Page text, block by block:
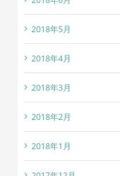
2018年5月
2018年4月
2018年3月
2018年2月
2018年1月